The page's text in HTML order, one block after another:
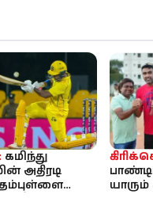
கமிந்து
அதிரடி